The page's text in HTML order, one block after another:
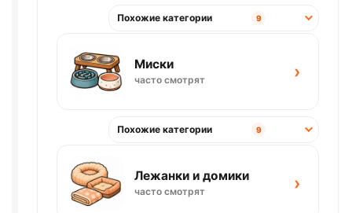
Похожие категории 9
Миски
часто смотрят ›
Похожие категории 9
Лежанки и домики
часто смотрят ›